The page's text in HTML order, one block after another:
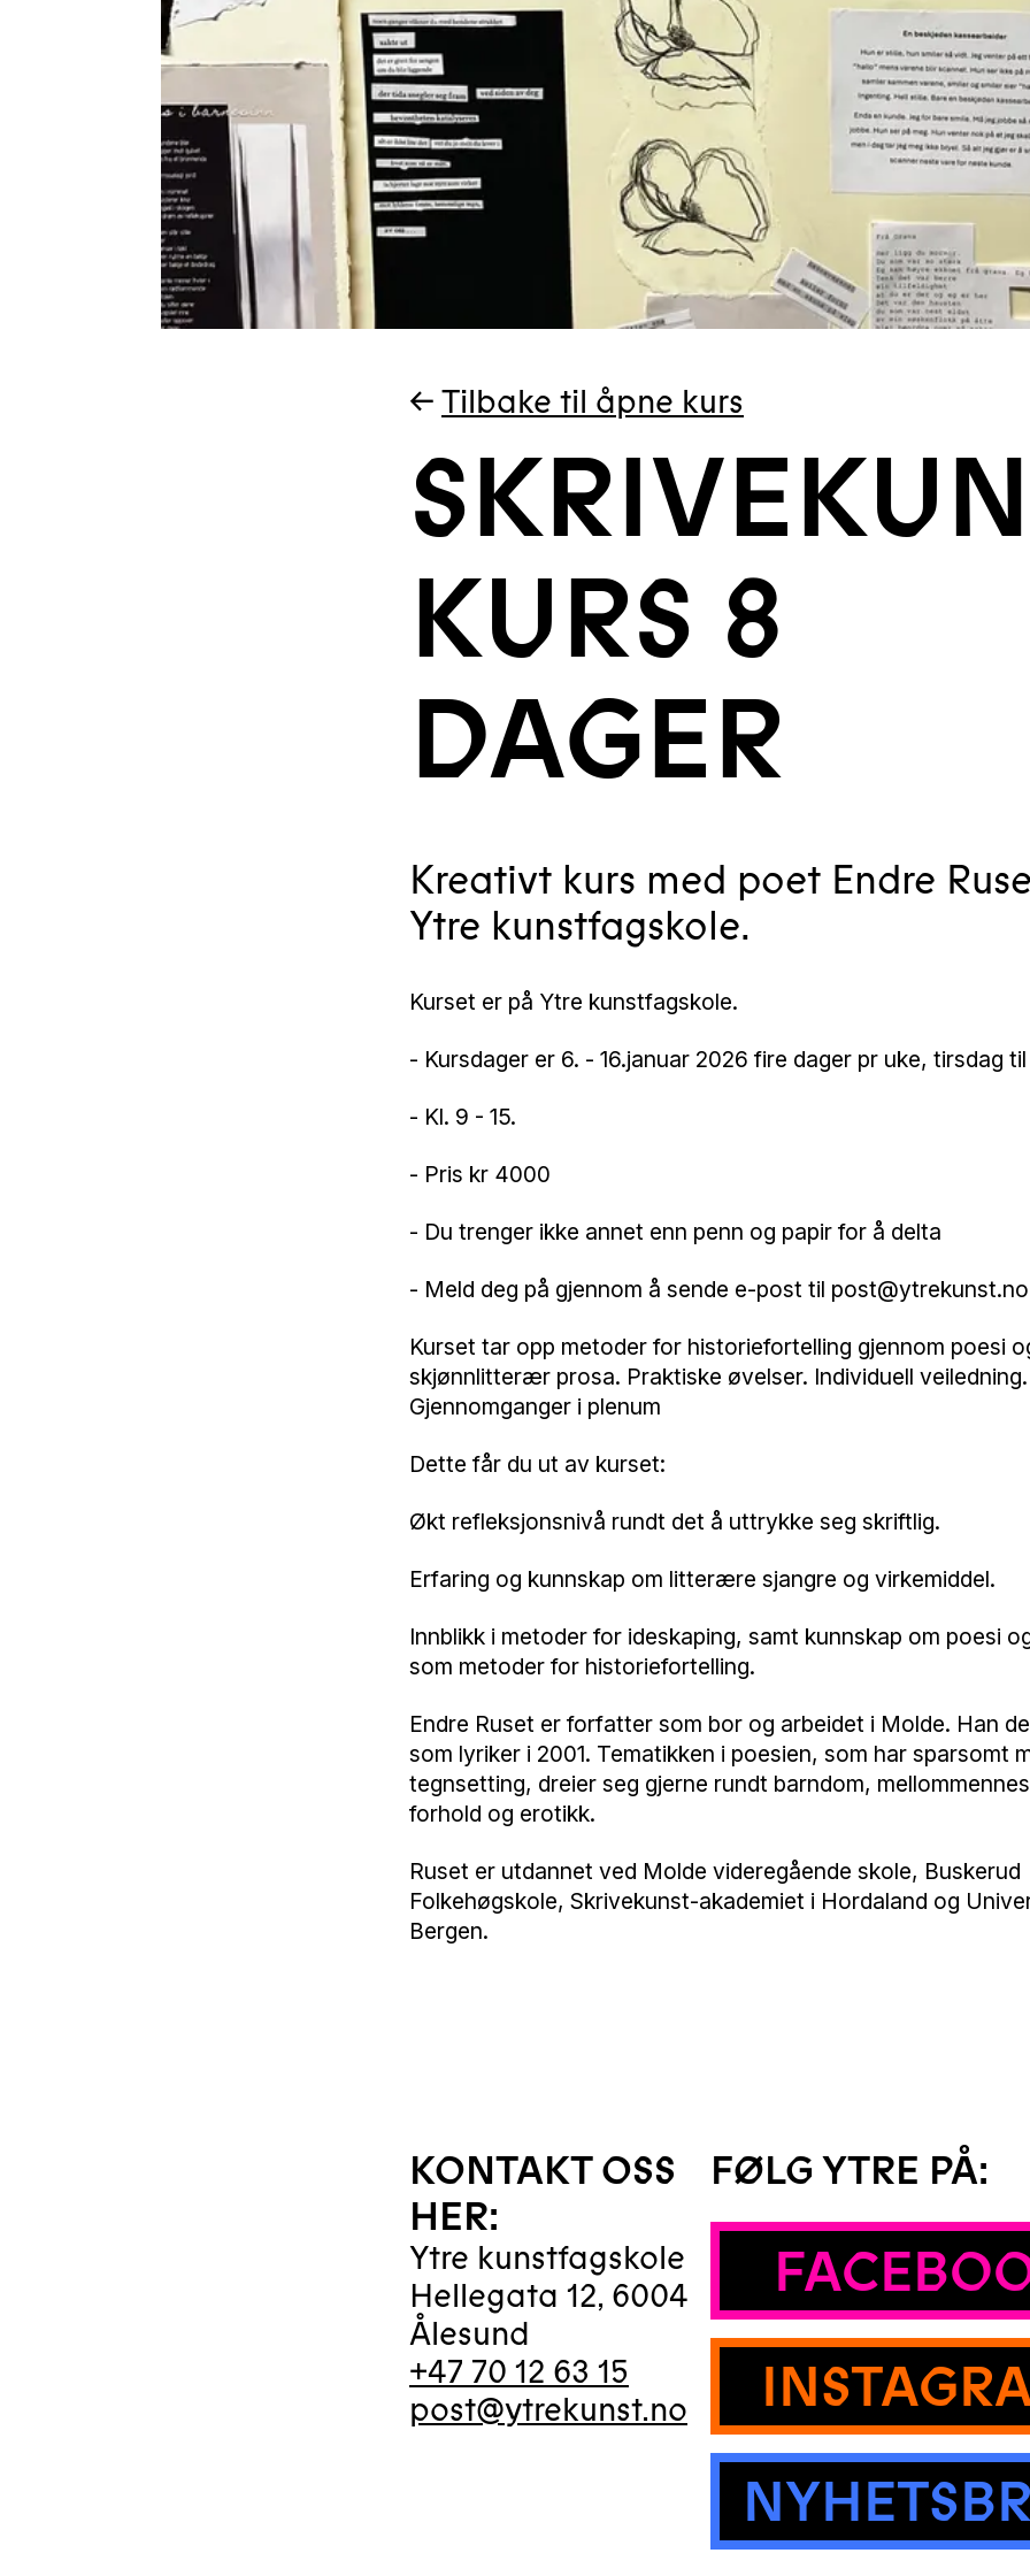
←Tilbake til åpne kurs
KURS 8
DAGER
Kreativt kurs med poet Endre
Ytre kunstfagskole.
Kurset er på Ytre kunstfagskole.
- Kursdager er 6. - 16.januar 2026 fire dager pr uke, tirsdag
- Kl. 9 - 15.
- Pris kr 4000
- Du trenger ikke annet enn penn og papir for å delta
- Meld deg på gjennom å sende e-post til post@ytrekunst.no
Kurset tar opp metoder for historiefortelling gjennom poesi
skjønnlitterær prosa. Praktiske øvelser. Individuell veiledning.
Gjennomganger i plenum
Dette får du ut av kurset:
Økt refleksjonsnivå rundt det å uttrykke seg skriftlig.
Erfaring og kunnskap om litterære sjangre og virkemiddel.
Innblikk i metoder for ideskaping, samt kunnskap om poesi
som metoder for historiefortelling.
Endre Ruset er forfatter som bor og arbeidet i Molde. Han
som lyriker i 2001. Tematikken i poesien, som har sparsomt
tegnsetting, dreier seg gjerne rundt barndom,
forhold og erotikk.
Ruset er utdannet ved Molde videregående skole, Buskerud
Folkehøgskole, Skrivekunst-akademiet i Hordaland og
Bergen.
KONTAKT OSS
HER:
Ytre kunstfagskole
Hellegata 12, 6004
Ålesund
+47 70 12 63 15
post@ytrekunst.no
FØLG YTRE PÅ: